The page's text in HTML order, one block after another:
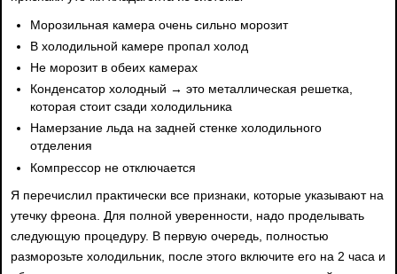
Морозильная камера очень сильно морозит
В холодильной камере пропал холод
Не морозит в обеих камерах
Конденсатор холодный → это металлическая решетка,
которая стоит сзади холодильника
Намерзание льда на задней стенке холодильного
отделения
Компрессор не отключается
Я перечислил практически все признаки, которые указывают на
утечку фреона. Для полной уверенности, надо проделывать
следующую процедуру. В первую очередь, полностью
разморозьте холодильник, после этого включите его на 2 часа и